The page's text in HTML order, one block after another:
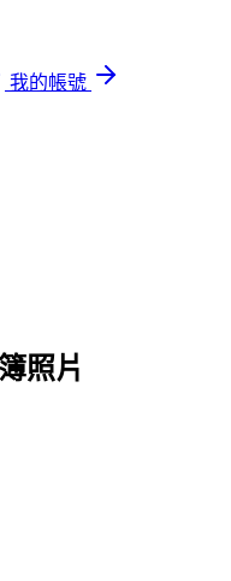
我的帳號
照片